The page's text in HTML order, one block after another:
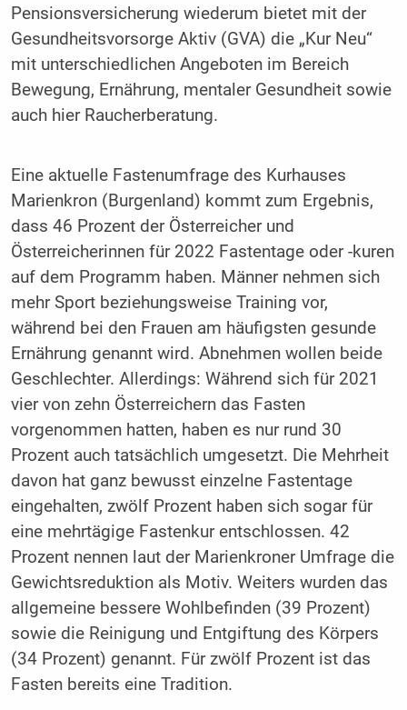
Pensionsversicherung wiederum bietet mit der
Gesundheitsvorsorge Aktiv (GVA) die „Kur Neu“
mit unterschiedlichen Angeboten im Bereich
Bewegung, Ernährung, mentaler Gesundheit sowie
auch hier Raucherberatung.
Eine aktuelle Fastenumfrage des Kurhauses
Marienkron (Burgenland) kommt zum Ergebnis,
dass 46 Prozent der Österreicher und
Österreicherinnen für 2022 Fastentage oder -kuren
auf dem Programm haben. Männer nehmen sich
mehr Sport beziehungsweise Training vor,
während bei den Frauen am häufigsten gesunde
Ernährung genannt wird. Abnehmen wollen beide
Geschlechter. Allerdings: Während sich für 2021
vier von zehn Österreichern das Fasten
vorgenommen hatten, haben es nur rund 30
Prozent auch tatsächlich umgesetzt. Die Mehrheit
davon hat ganz bewusst einzelne Fastentage
eingehalten, zwölf Prozent haben sich sogar für
eine mehrtägige Fastenkur entschlossen. 42
Prozent nennen laut der Marienkroner Umfrage die
Gewichtsreduktion als Motiv. Weiters wurden das
allgemeine bessere Wohlbefinden (39 Prozent)
sowie die Reinigung und Entgiftung des Körpers
(34 Prozent) genannt. Für zwölf Prozent ist das
Fasten bereits eine Tradition.